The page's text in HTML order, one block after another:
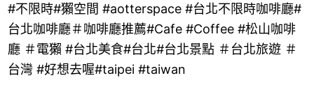
#不限時#獺空間 #aotterspace #台北不限時咖啡廳#
台北咖啡廳＃咖啡廳推薦#Cafe #Coffee #松山咖啡
廳 ＃電獺 #台北美食#台北#台北景點 ＃台北旅遊 ＃
台灣 #好想去喔#taipei #taiwan